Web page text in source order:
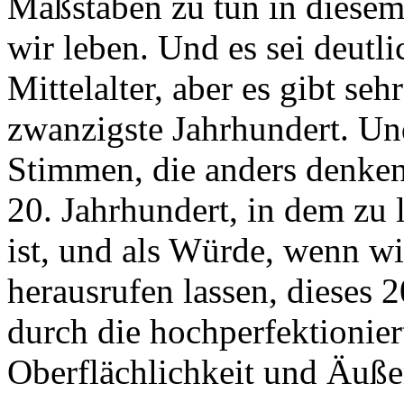
wir leben. Und es sei
Mittelalter, aber es gibt
zwanzigste Jahrhundert.
Stimmen, die anders
20. Jahrhundert, in dem zu
ist, und als Würde, wenn
herausrufen lassen, dieses
durch die
Oberflächlichkeit und